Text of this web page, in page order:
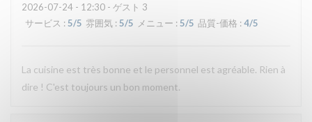
2026-07-24 - 12:30 - ゲスト 3
サービス : 5/5 雰囲気 : 5/5 メニュー : 5/5 品質-価格 : 4/5
La cuisine est très bonne et le personnel est agréable. Rien à
dire ! C'est toujours un bon moment.